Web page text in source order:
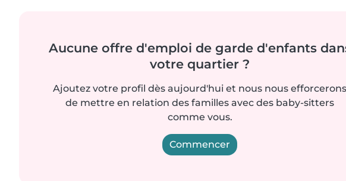
Aucune offre d'emploi de garde d'enfants
votre quartier ?
Ajoutez votre profil dès aujourd'hui et nous nous efforcerons
de mettre en relation des familles avec des baby-sitters
comme vous.
Commencer